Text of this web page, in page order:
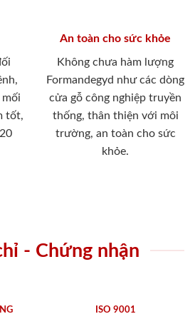
mối
tốt,
An toàn cho sức khỏe
Không chưa hàm lượng
Formandegyd như các dòng
cửa gỗ công nghiệp truyền
thống, thân thiện với môi
trường, an toàn cho sức
khỏe.
- Chứng nhận
ISO 9001